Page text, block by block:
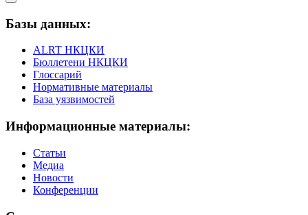
Базы данных:
ALRT НКЦКИ
Бюллетени НКЦКИ
Глоссарий
Нормативные материалы
База уязвимостей
Информационные материалы:
Статьи
Медиа
Новости
Конференции